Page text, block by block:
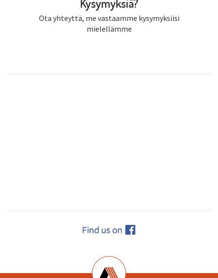
Kysymyksiä?
Ota yhteyttä, me vastaamme kysymyksiisi
mielellämme